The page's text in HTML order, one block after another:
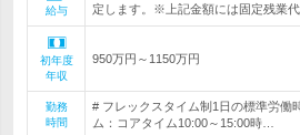
給与
定します。※上記金額には固定残業
初年度
年収
950万円～1150万円
勤務
時間
# フレックスタイム制1日の標準労働
ム：コアタイム10:00～15:00時…